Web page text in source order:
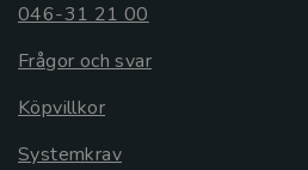
046-31 21 00
Frågor och svar
Köpvillkor
Systemkrav